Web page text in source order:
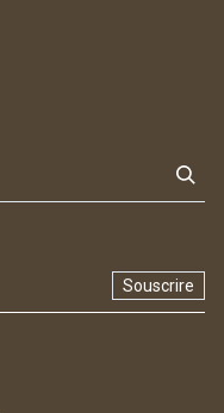
Souscrire